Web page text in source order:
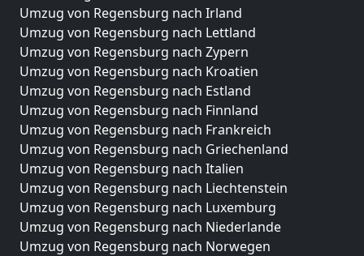
Umzug von Regensburg nach Irland
Umzug von Regensburg nach Lettland
Umzug von Regensburg nach Zypern
Umzug von Regensburg nach Kroatien
Umzug von Regensburg nach Estland
Umzug von Regensburg nach Finnland
Umzug von Regensburg nach Frankreich
Umzug von Regensburg nach Griechenland
Umzug von Regensburg nach Italien
Umzug von Regensburg nach Liechtenstein
Umzug von Regensburg nach Luxemburg
Umzug von Regensburg nach Niederlande
Umzug von Regensburg nach Norwegen